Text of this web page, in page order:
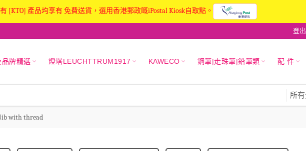
[KTO] 產品均享有 免費送貨，選用香港郵政嘅iPostal Kiosk自取點。
登出
品牌精選 燈塔LEUCHTTRUM1917 KAWECO 鋼筆|走珠筆|鉛筆類 配 件
with thread